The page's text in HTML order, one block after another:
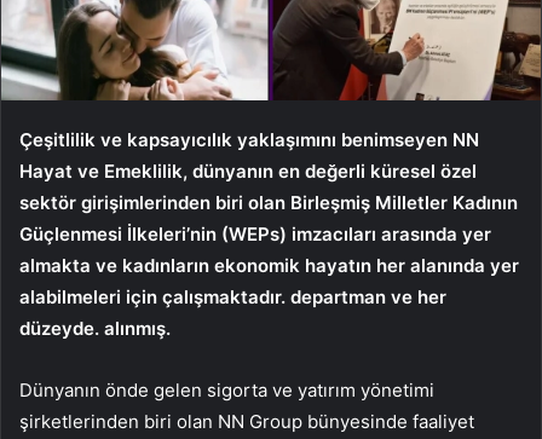
Çeşitlilik ve kapsayıcılık yaklaşımını benimseyen NN
Hayat ve Emeklilik, dünyanın en değerli küresel özel
sektör girişimlerinden biri olan Birleşmiş Milletler Kadının
Güçlenmesi İlkeleri’nin (WEPs) imzacıları arasında yer
almakta ve kadınların ekonomik hayatın her alanında yer
alabilmeleri için çalışmaktadır. departman ve her
düzeyde. alınmış.
Dünyanın önde gelen sigorta ve yatırım yönetimi
şirketlerinden biri olan NN Group bünyesinde faaliyet